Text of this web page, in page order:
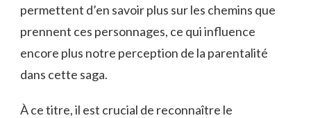
permettent d’en savoir plus sur les chemins que
prennent ces personnages, ce qui influence
encore plus notre perception de la parentalité
dans cette saga.
À ce titre, il est crucial de reconnaître le